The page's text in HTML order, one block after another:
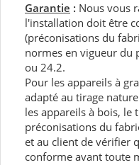
Garantie : Nous vous
l'installation doit être
(préconisations du
normes en vigueur du
ou 24.2.
Pour les appareils à
adapté au tirage
les appareils à bois, le
préconisations du
et au client de vérifier
conforme avant toute